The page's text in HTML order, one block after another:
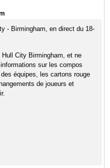
- Birmingham, en direct du 18-
City Birmingham, et ne
sur les compos
équipes, les cartons rouge
de joueurs et